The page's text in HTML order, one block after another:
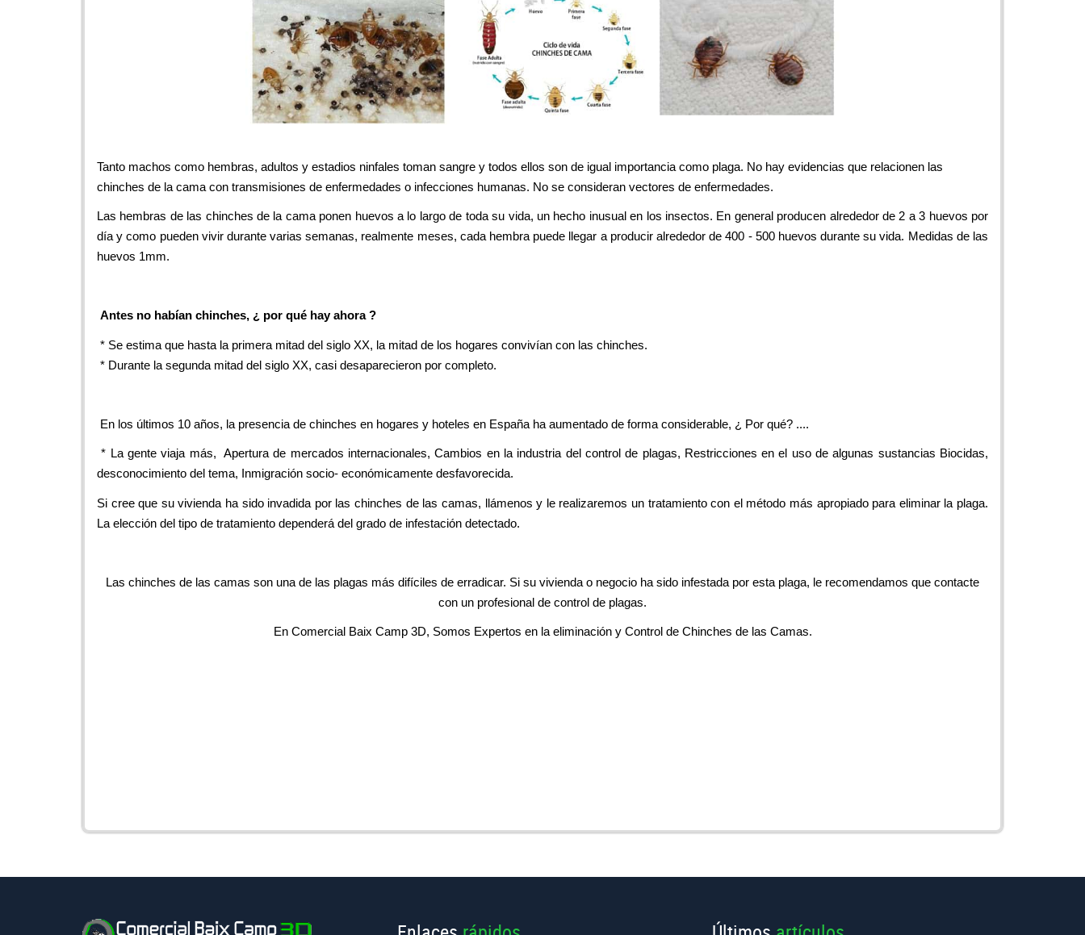
Tanto machos como hembras, adultos y estadios ninfales toman sangre y todos ellos son de igual importancia como plaga. No hay evidencias que relacionen las
chinches de la cama con transmisiones de enfermedades o infecciones humanas. No se consideran vectores de enfermedades.
Las hembras de las chinches de la cama ponen huevos a lo largo de toda su vida, un hecho inusual en los insectos. En general producen alrededor de 2 a 3 huevos por
día y como pueden vivir durante varias semanas, realmente meses, cada hembra puede llegar a producir alrededor de 400 - 500 huevos durante su vida. Medidas de las
huevos 1mm.
Antes no habían chinches, ¿ por qué hay ahora ?
* Se estima que hasta la primera mitad del siglo XX, la mitad de los hogares convivían con las chinches.
* Durante la segunda mitad del siglo XX, casi desaparecieron por completo.
En los últimos 10 años, la presencia de chinches en hogares y hoteles en España ha aumentado de forma considerable, ¿ Por qué? ....
* La gente viaja más, Apertura de mercados internacionales, Cambios en la industria del control de plagas, Restricciones en el uso de algunas sustancias Biocidas,
desconocimiento del tema, Inmigración socio- económicamente desfavorecida.
Si cree que su vivienda ha sido invadida por las chinches de las camas, llámenos y le realizaremos un tratamiento con el método más apropiado para eliminar la plaga.
La elección del tipo de tratamiento dependerá del grado de infestación detectado.
Las chinches de las camas son una de las plagas más difíciles de erradicar. Si su vivienda o negocio ha sido infestada por esta plaga, le recomendamos que contacte
con un profesional de control de plagas.
En Comercial Baix Camp 3D, Somos Expertos en la eliminación y Control de Chinches de las Camas.